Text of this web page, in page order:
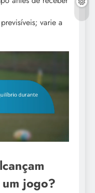
varie a
jogo?